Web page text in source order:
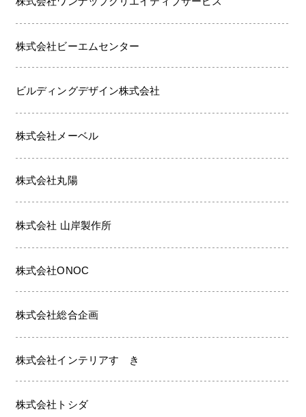
株式会社ビーエムセンター
ビルディングデザイン株式会社
株式会社メーベル
株式会社丸陽
株式会社 山岸製作所
株式会社ONOC
株式会社総合企画
株式会社インテリアすゞき
株式会社トシダ